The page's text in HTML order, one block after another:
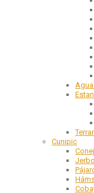
Cunipic